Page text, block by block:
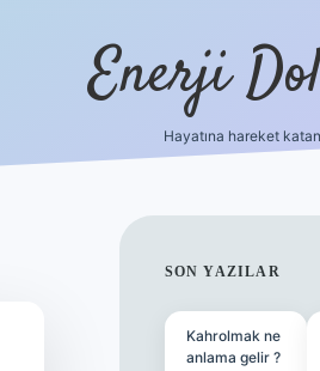
Enerji
Hayatına hareket
SON YAZILAR
Kahrolmak ne
anlama gelir ?